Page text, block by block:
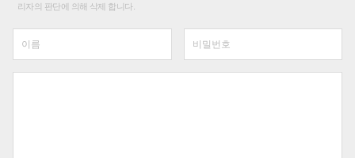
리자의 판단에 의해 삭제 합니다.